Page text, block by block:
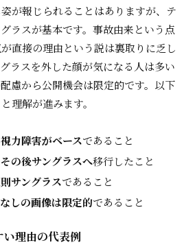
が報じられることはありますが、テ
ラスが基本です。事故由来という点
直接の理由という説は裏取りに乏し
ラスを外した顔が気になる人は多い
慮から公開機会は限定的です。以下
理解が進みます。
力障害がベースであること
の後サングラスへ移行したこと
サングラスであること
しの画像は限定的であること
理由の代表例